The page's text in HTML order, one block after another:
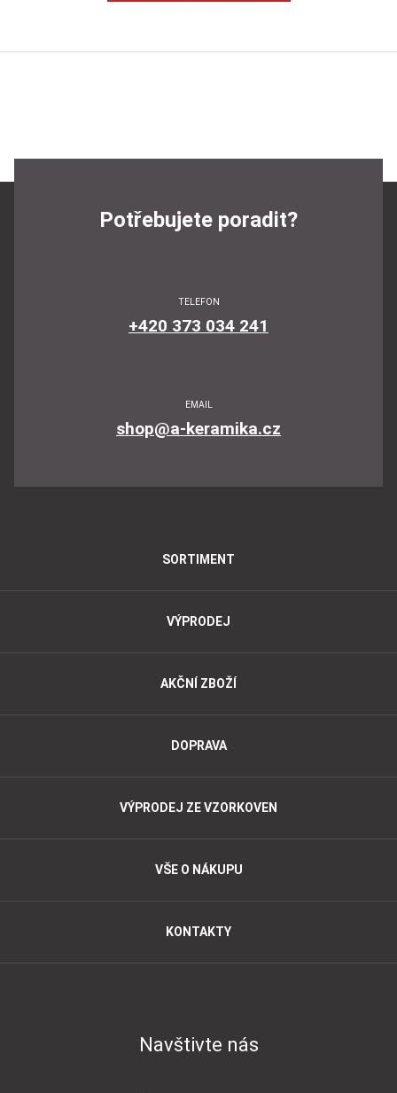
Potřebujete poradit?
TELEFON
+420 373 034 241
EMAIL
shop@a-keramika.cz
SORTIMENT
VÝPRODEJ
AKČNÍ ZBOŽÍ
DOPRAVA
VÝPRODEJ ZE VZORKOVEN
VŠE O NÁKUPU
KONTAKTY
Navštivte nás